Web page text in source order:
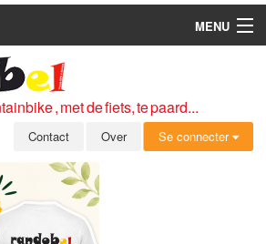
MENU
, met de fiets, te paard...
Contact Over Se connecter